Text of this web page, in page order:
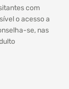
com
o acesso a
se, nas